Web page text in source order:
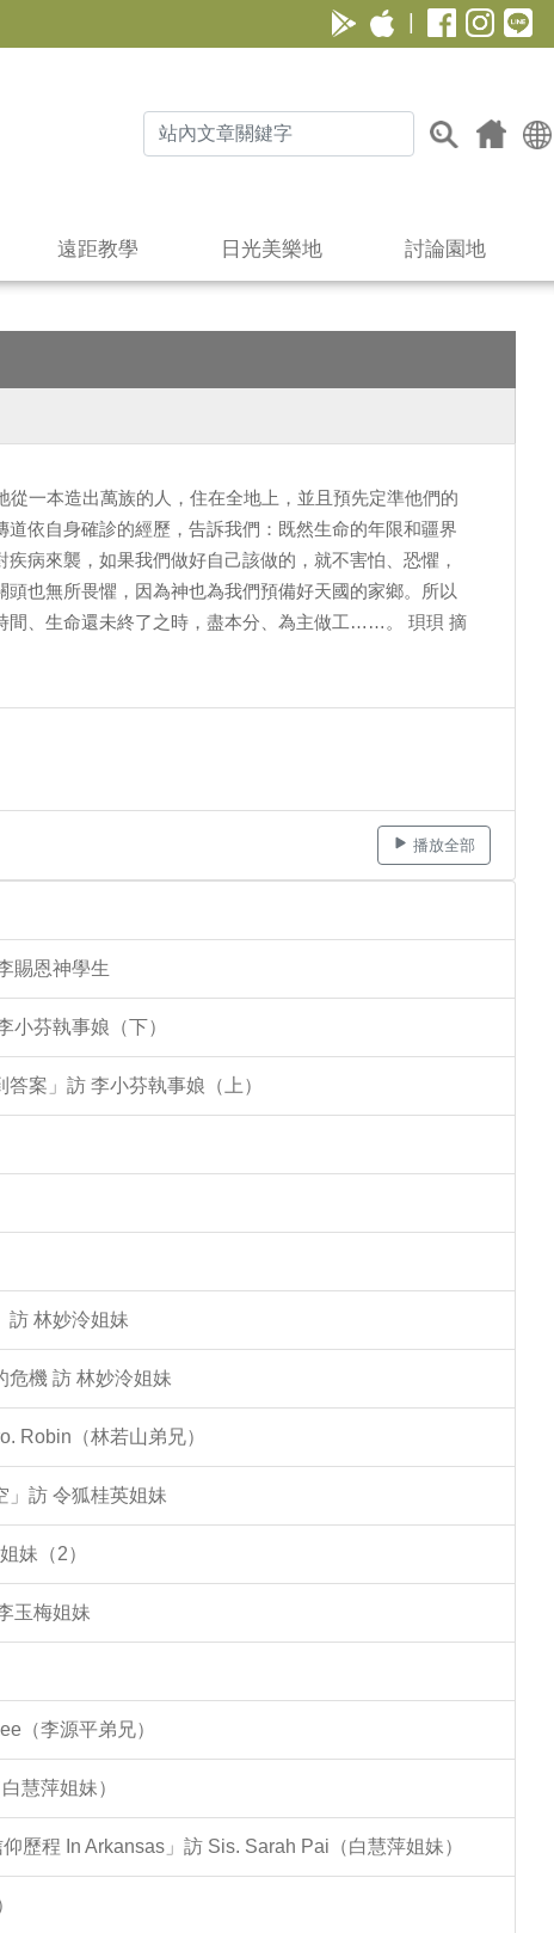
遠距教學 日光美樂地 討論園地
從一本造出萬族的人，住在全地上，並且預先定準他們的
道依自身確診的經歷，告訴我們：既然生命的年限和疆界
病來襲，如果我們做好自己該做的，就不害怕、恐懼，
頭也無所畏懼，因為神也為我們預備好天國的家鄉。所以
間、生命還未終了之時，盡本分、為主做工……。 珼珼 摘
播放全部
賜恩神學生
芬執事娘（下）
案」訪 李小芬執事娘（上）
訪 林妙泠姐妹
危機 訪 林妙泠姐妹
Robin（林若山弟兄）
」訪 令狐桂英姐妹
妹（2）
玉梅姐妹
（李源平弟兄）
慧萍姐妹）
歷程 In Arkansas」訪 Sis. Sarah Pai（白慧萍姐妹）